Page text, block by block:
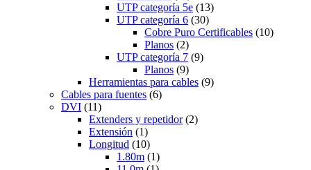
UTP categoría 5e (13)
UTP categoría 6 (30)
Cobre Puro Certificables (10)
Planos (2)
UTP categoría 7 (9)
Planos (9)
Herramientas para cables (9)
Cables para fuentes (6)
DVI (11)
Extenders y repetidor (2)
Extensión (1)
Longitud (10)
1.80m (1)